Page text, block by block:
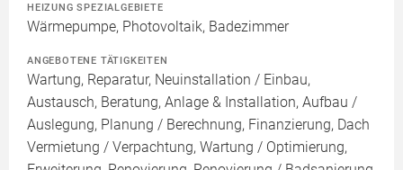
HEIZUNG SPEZIALGEBIETE
Wärmepumpe, Photovoltaik, Badezimmer
ANGEBOTENE TÄTIGKEITEN
Wartung, Reparatur, Neuinstallation / Einbau,
Austausch, Beratung, Anlage & Installation, Aufbau /
Auslegung, Planung / Berechnung, Finanzierung, Dach
Vermietung / Verpachtung, Wartung / Optimierung,